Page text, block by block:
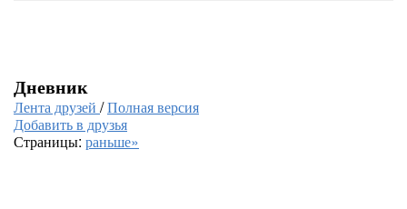
Дневник
Лента друзей /Полная версия
Добавить в друзья
Страницы: раньше»